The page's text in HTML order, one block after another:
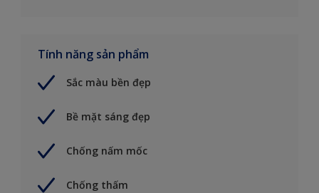
Tính năng sản phẩm
Sắc màu bền đẹp
Bề mặt sáng đẹp
Chống nấm mốc
Chống thấm